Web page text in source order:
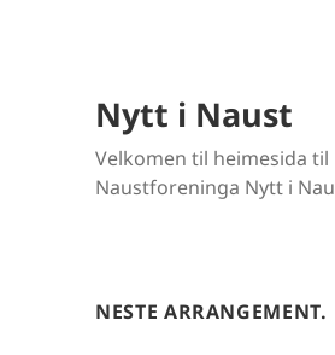
Nytt i Naust
Velkomen til heimesida til
Naustforeninga Nytt i
NESTE ARRANGEMENT.